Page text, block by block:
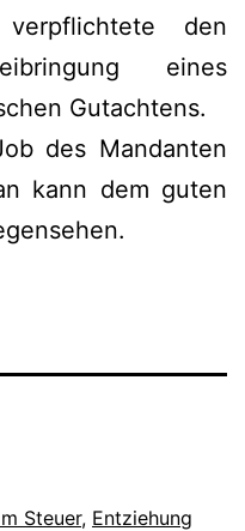
den
eines
Gutachtens.
des Mandanten
kann dem guten
Steuer, Entziehung